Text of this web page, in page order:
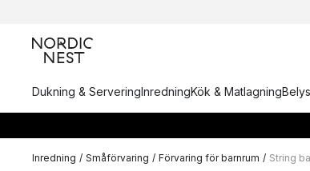
Dukning & ServeringInredningKök & Matlagning
Inredning / Småförvaring / Förvaring för barnrum / String